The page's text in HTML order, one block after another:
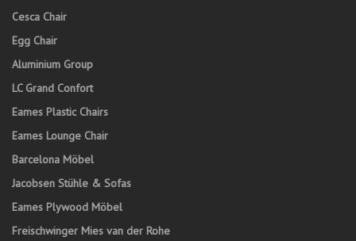
Cesca Chair
Egg Chair
Aluminium Group
LC Grand Confort
Eames Plastic Chairs
Eames Lounge Chair
Barcelona Möbel
Jacobsen Stühle & Sofas
Eames Plywood Möbel
Freischwinger Mies van der Rohe